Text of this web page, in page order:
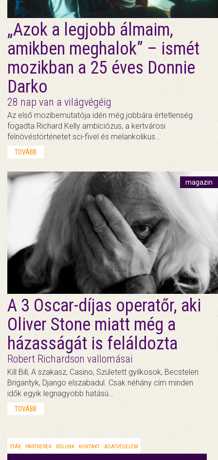
„Azok a legjobb álmaim,
amikben meghalok” – ismét
mozikban a 25 éves Donnie
Darko
28 nap van a világvégéig
Az első mozibemutatója idén még jobbára értetlenség
fogadta Richard Kelly ambíciózus, a kertvárosi
felnövéstörténetet sci-fivel és melankolikus…
TOVÁBB
magazin
A 3 Oscar-díjas operatőr, aki
Oliver Stone miatt még a
házasságát is feláldozta
Robert Richardson vallomásai
Kill Bill, A szakasz, Casino, Született gyilkosok, Becstelen
Brigantyk, Django elszabadul. Csak néhány cím minden
idők egyik legnagyobb hatású…
TOVÁBB
STÁB PARTNEREK RÓLUNK KONTAKT ADATVÉDELEM